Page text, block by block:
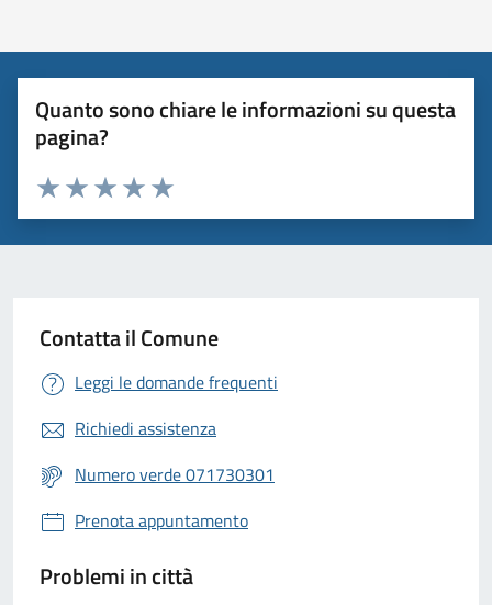
Quanto sono chiare le informazioni su questa
pagina?
Valuta 5 stelle su 5
Valuta 4 stelle su 5
Valuta 3 stelle su 5
Valuta 2 stelle su 5
Valuta 1 stelle su 5
Contatta il Comune
Leggi le domande frequenti
Richiedi assistenza
Numero verde 071730301
Prenota appuntamento
Problemi in città